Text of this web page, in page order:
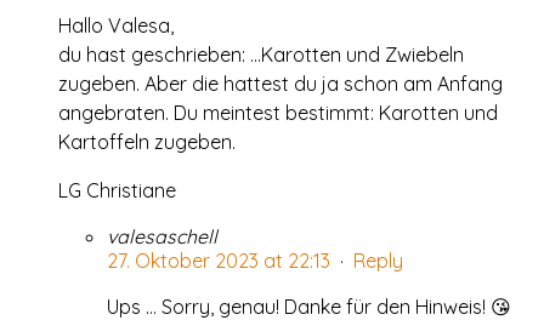
Hallo Valesa,
du hast geschrieben: …Karotten und Zwiebeln
zugeben. Aber die hattest du ja schon am Anfang
angebraten. Du meintest bestimmt: Karotten und
Kartoffeln zugeben.
LG Christiane
valesaschell
27. Oktober 2023 at 22:13 · Reply
Ups … Sorry, genau! Danke für den Hinweis! 😘